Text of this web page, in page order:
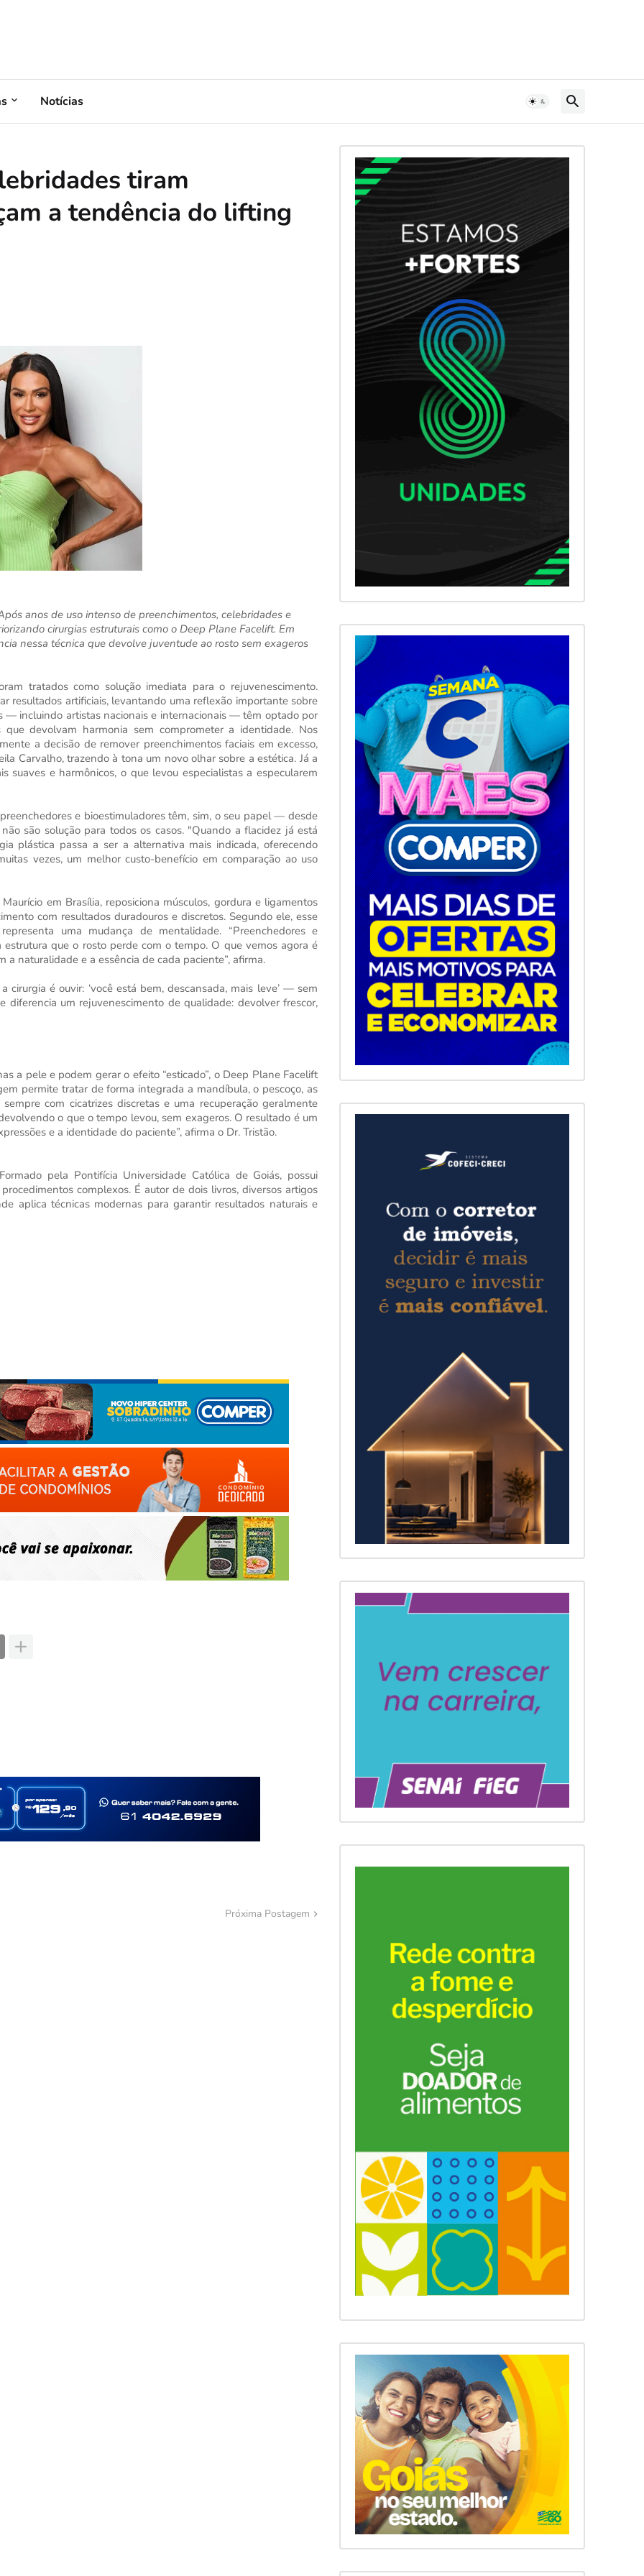
Notícias
tiram
a tendência do lifting
anos de uso intenso de preenchimentos, celebridades e
cirurgias estruturais como o Deep Plane Facelift. Em
nessa técnica que devolve juventude ao rosto sem exageros
tratados como solução imediata para o rejuvenescimento.
resultados artificiais, levantando uma reflexão importante sobre
— incluindo artistas nacionais e internacionais — têm optado por
devolvam harmonia sem comprometer a identidade. Nos
a decisão de remover preenchimentos faciais em excesso,
Carvalho, trazendo à tona um novo olhar sobre a estética. Já a
suaves e harmônicos, o que levou especialistas a especularem
e bioestimuladores têm, sim, o seu papel — desde
são solução para todos os casos. "Quando a flacidez já está
plástica passa a ser a alternativa mais indicada, oferecendo
vezes, um melhor custo-benefício em comparação ao uso
em Brasília, reposiciona músculos, gordura e ligamentos
com resultados duradouros e discretos. Segundo ele, esse
uma mudança de mentalidade. “Preenchedores e
que o rosto perde com o tempo. O que vemos agora é
naturalidade e a essência de cada paciente”, afirma.
é ouvir: ‘você está bem, descansada, mais leve’ — sem
um rejuvenescimento de qualidade: devolver frescor,
a pele e podem gerar o efeito “esticado”, o Deep Plane Facelift
permite tratar de forma integrada a mandíbula, o pescoço, as
com cicatrizes discretas e uma recuperação geralmente
o que o tempo levou, sem exageros. O resultado é um
e a identidade do paciente”, afirma o Dr. Tristão.
pela Pontifícia Universidade Católica de Goiás, possui
complexos. É autor de dois livros, diversos artigos
aplica técnicas modernas para garantir resultados naturais e
Próxima Postagem